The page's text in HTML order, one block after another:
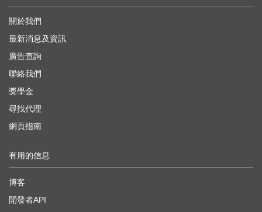
關於我們
最新消息及資訊
廣告查詢
聯絡我們
獎學金
尋找代理
網頁指南
有用的信息
博客
開發者API